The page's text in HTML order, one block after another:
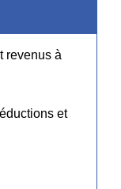
revenus à
et